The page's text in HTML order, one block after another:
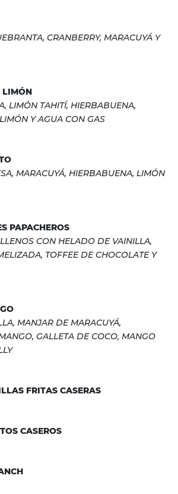
CRANBERRY, MARACUYÁ Y
LIMÓN
LIMÓN TAHITÍ, HIERBABUENA,
Y AGUA CON GAS
MARACUYÁ, HIERBABUENA, LIMÓN
PAPACHEROS
CON HELADO DE VAINILLA,
TOFFEE DE CHOCOLATE Y
MANJAR DE MARACUYÁ,
GALLETA DE COCO, MANGO
FRITAS CASERAS
CASEROS